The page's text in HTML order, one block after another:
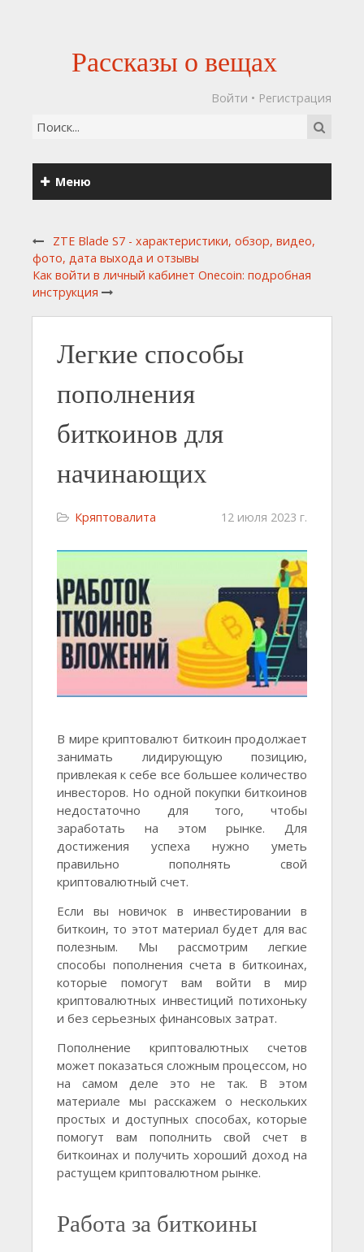
Рассказы о вещах
Войти • Регистрация
Меню
ZTE Blade S7 - характеристики, обзор, видео,
фото, дата выхода и отзывы
Как войти в личный кабинет Onecoin: подробная
инструкция
Легкие способы
пополнения
биткоинов для
начинающих
Кряптовалита 12 июля 2023 г.
В мире криптовалют биткоин продолжает
занимать лидирующую позицию,
привлекая к себе все большее количество
инвесторов. Но одной покупки биткоинов
недостаточно для того, чтобы
заработать на этом рынке. Для
достижения успеха нужно уметь
правильно пополнять свой
криптовалютный счет.
Если вы новичок в инвестировании в
биткоин, то этот материал будет для вас
полезным. Мы рассмотрим легкие
способы пополнения счета в биткоинах,
которые помогут вам войти в мир
криптовалютных инвестиций потихоньку
и без серьезных финансовых затрат.
Пополнение криптовалютных счетов
может показаться сложным процессом, но
на самом деле это не так. В этом
материале мы расскажем о нескольких
простых и доступных способах, которые
помогут вам пополнить свой счет в
биткоинах и получить хороший доход на
растущем криптовалютном рынке.
Работа за биткоины